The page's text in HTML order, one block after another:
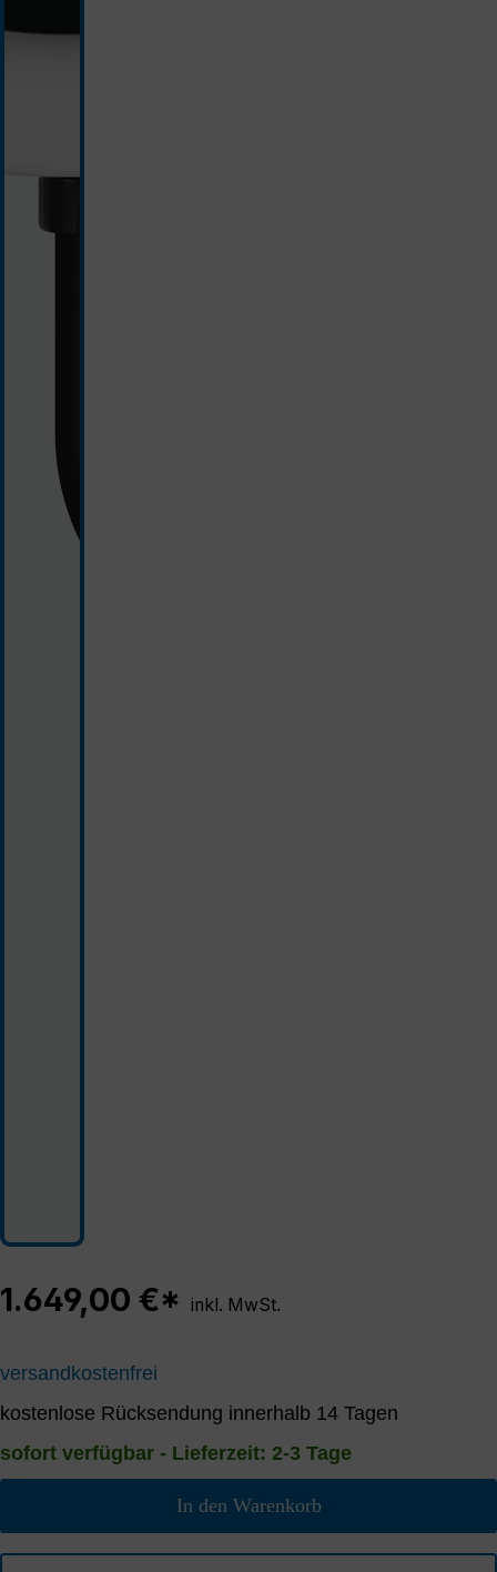
1.649,00 €* inkl. MwSt.
versandkostenfrei
kostenlose Rücksendung innerhalb 14 Tagen
sofort verfügbar - Lieferzeit: 2-3 Tage
In den Warenkorb